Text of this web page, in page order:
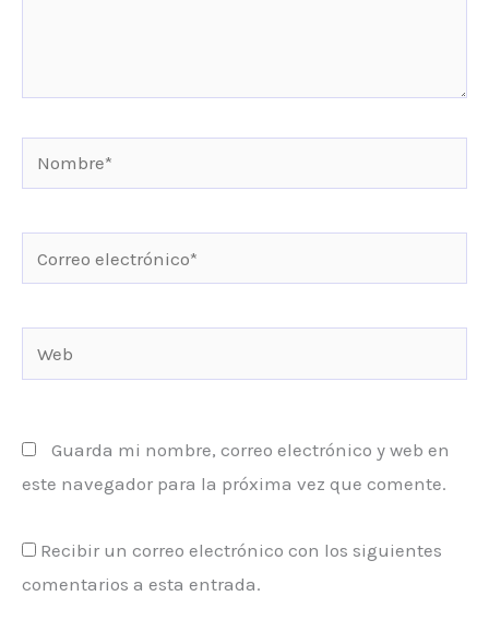
Nombre*
electrónico*
Guarda mi nombre, correo electrónico y web en
este navegador para la próxima vez que comente.
Recibir un correo electrónico con los siguientes
comentarios a esta entrada.